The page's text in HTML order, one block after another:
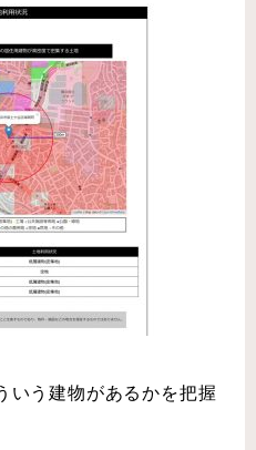
いう建物があるかを把握